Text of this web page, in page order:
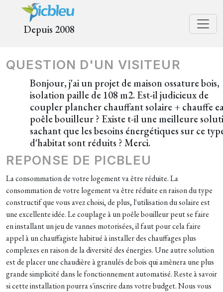
Depuis 2008
QUESTION D'UN VISITEUR
Bonjour, j'ai un projet de maison ossature bois,
isolation paille de 108 m2. Est-il judicieux de
coupler plancher chauffant solaire + chauffe
poêle bouilleur ? Existe t-il une meilleure
sachant que les besoins énergétiques sur ce
d'habitat sont réduits ? Merci.
REPONSE DE PICBLEU
La consommation de votre logement va être réduite. La
consommation de votre logement va être réduite en raison du type
constructif que vous avez choisi, de plus, l'utilisation du solaire est
une excellente idée. Le couplage à un poêle bouilleur peut se faire
en installant un jeu de vannes motorisées, il faut pour cela faire
appel à un chauffagiste habitué à installer des chauffages plus
complexes en raison de la diversité des énergies. Une autre solution
est de placer une chaudière à granulés de bois qui amènera une plus
grande simplicité dans le fonctionnement automatisé. Reste à savoir
si cette installation pourra s'inscrire dans votre budget. Nous vous